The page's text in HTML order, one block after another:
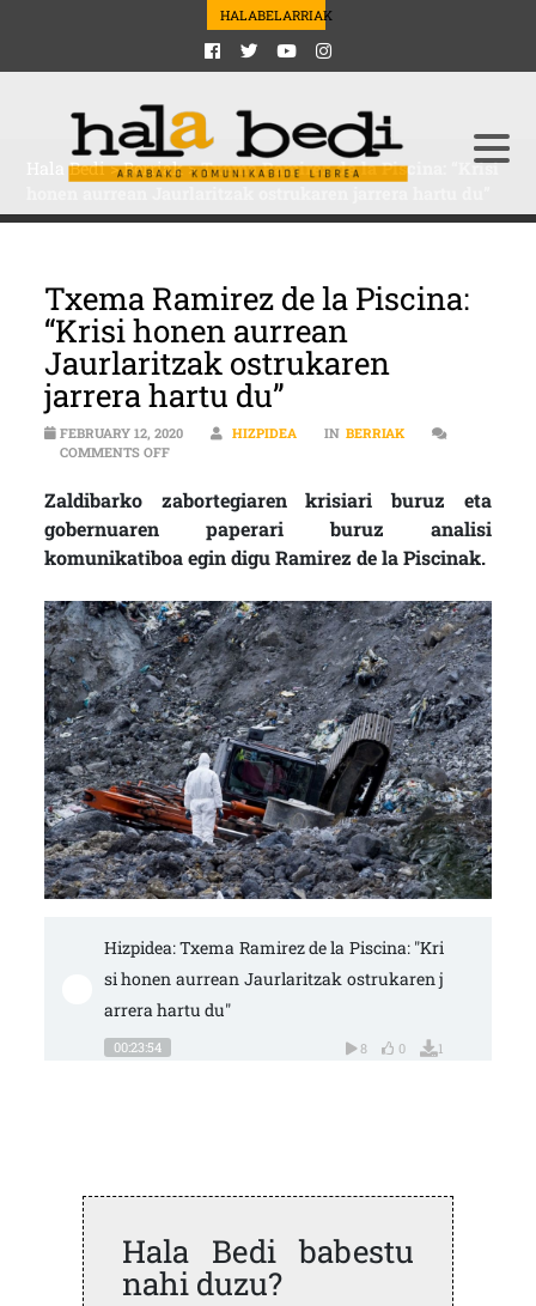
HALABELARRIAK
Hala Bedi>Berriak>Txema Ramirez de la Piscina: “Krisi
Txema Ramirez de la Piscina:
“Krisi honen aurrean
Jaurlaritzak ostrukaren
jarrera hartu du”
FEBRUARY 12, 2020 HIZPIDEA IN BERRIAK
COMMENTS OFFON TXEMA RAMIREZ DE LA PISCINA: “KRISI HONEN
Zaldibarko zabortegiaren krisiari buruz eta
gobernuaren paperari buruz analisi
komunikatiboa egin digu Ramirez de la Piscinak.
Hizpidea: Txema Ramirez de la Piscina: "Kri
si honen aurrean Jaurlaritzak ostrukaren j
arrera hartu du"
00:23:54 8 0 1
Hala Bedi babestu
nahi duzu?